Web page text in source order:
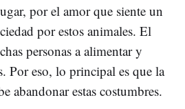
por el amor que siente un
por estos animales. El
personas a alimentar y
Por eso, lo principal es que la
abandonar estas costumbres.